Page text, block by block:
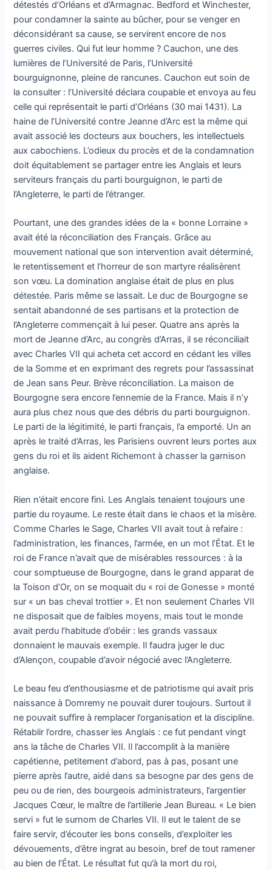
détestés d’Orléans et d’Armagnac. Bedford et Winchester,
pour condamner la sainte au bûcher, pour se venger en
déconsidérant sa cause, se servirent encore de nos
guerres civiles. Qui fut leur homme ? Cauchon, une des
lumières de l’Université de Paris, l’Université
bourguignonne, pleine de rancunes. Cauchon eut soin de
la consulter : l’Université déclara coupable et envoya au feu
celle qui représentait le parti d’Orléans (30 mai 1431). La
haine de l’Université contre Jeanne d’Arc est la même qui
avait associé les docteurs aux bouchers, les intellectuels
aux cabochiens. L’odieux du procès et de la condamnation
doit équitablement se partager entre les Anglais et leurs
serviteurs français du parti bourguignon, le parti de
l’Angleterre, le parti de l’étranger.
Pourtant, une des grandes idées de la « bonne Lorraine »
avait été la réconciliation des Français. Grâce au
mouvement national que son intervention avait déterminé,
le retentissement et l’horreur de son martyre réalisèrent
son vœu. La domination anglaise était de plus en plus
détestée. Paris même se lassait. Le duc de Bourgogne se
sentait abandonné de ses partisans et la protection de
l’Angleterre commençait à lui peser. Quatre ans après la
mort de Jeanne d’Arc, au congrès d’Arras, il se réconciliait
avec Charles VII qui acheta cet accord en cédant les villes
de la Somme et en exprimant des regrets pour l’assassinat
de Jean sans Peur. Brève réconciliation. La maison de
Bourgogne sera encore l’ennemie de la France. Mais il n’y
aura plus chez nous que des débris du parti bourguignon.
Le parti de la légitimité, le parti français, l’a emporté. Un an
après le traité d’Arras, les Parisiens ouvrent leurs portes aux
gens du roi et ils aident Richemont à chasser la garnison
anglaise.
Rien n’était encore fini. Les Anglais tenaient toujours une
partie du royaume. Le reste était dans le chaos et la misère.
Comme Charles le Sage, Charles VII avait tout à refaire :
l’administration, les finances, l’armée, en un mot l’État. Et le
roi de France n’avait que de misérables ressources : à la
cour somptueuse de Bourgogne, dans le grand apparat de
la Toison d’Or, on se moquait du « roi de Gonesse » monté
sur « un bas cheval trottier ». Et non seulement Charles VII
ne disposait que de faibles moyens, mais tout le monde
avait perdu l’habitude d’obéir : les grands vassaux
donnaient le mauvais exemple. Il faudra juger le duc
d’Alençon, coupable d’avoir négocié avec l’Angleterre.
Le beau feu d’enthousiasme et de patriotisme qui avait pris
naissance à Domremy ne pouvait durer toujours. Surtout il
ne pouvait suffire à remplacer l’organisation et la discipline.
Rétablir l’ordre, chasser les Anglais : ce fut pendant vingt
ans la tâche de Charles VII. Il l’accomplit à la manière
capétienne, petitement d’abord, pas à pas, posant une
pierre après l’autre, aidé dans sa besogne par des gens de
peu ou de rien, des bourgeois administrateurs, l’argentier
Jacques Cœur, le maître de l’artillerie Jean Bureau. « Le bien
servi » fut le surnom de Charles VII. Il eut le talent de se
faire servir, d’écouter les bons conseils, d’exploiter les
dévouements, d’être ingrat au besoin, bref de tout ramener
au bien de l’État. Le résultat fut qu’à la mort du roi,